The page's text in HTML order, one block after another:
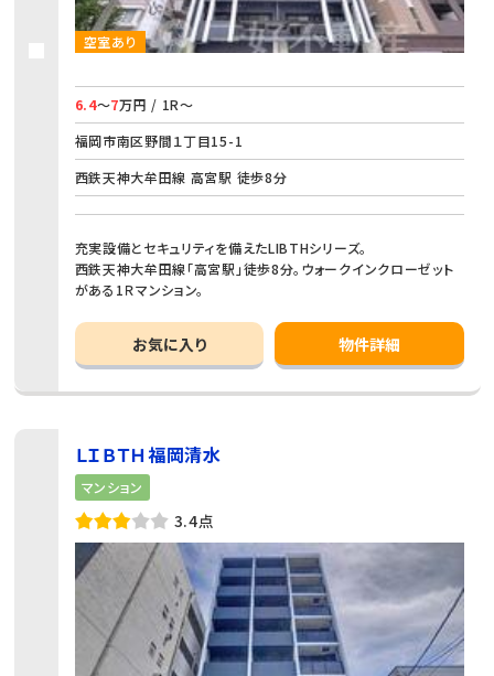
空室あり
6.4～7万円 / 1R～
福岡市南区野間１丁目15-1
西鉄天神大牟田線 高宮駅 徒歩8分
充実設備とセキュリティを備えたLIBTHシリーズ。
西鉄天神大牟田線「高宮駅」徒歩8分。ウォークインクローゼット
がある1Ｒマンション。
お気に入り 物件詳細
ＬＩＢＴＨ福岡清水
マンション
3.4点